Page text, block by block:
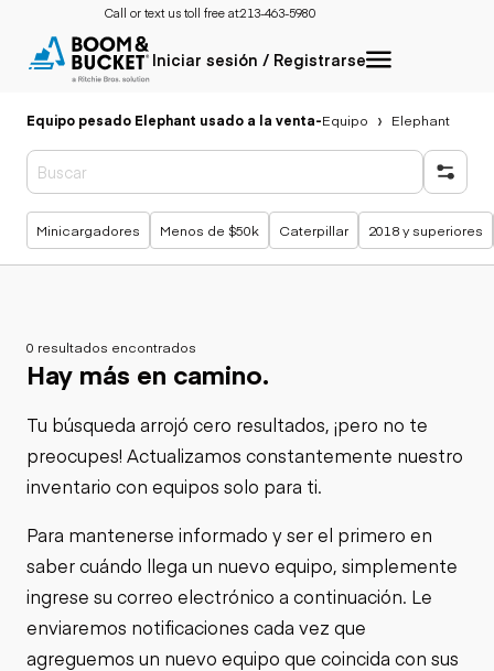
Call or text us toll free at:213-463-5980
Iniciar sesión / Registrarse
Equipo pesado Elephant usado a la venta-Equipo Elephant
Búsquedas populares
Minicargadores Menos de $50k Caterpillar 2018 y superiores
0 resultados encontrados
Hay más en camino.
Tu búsqueda arrojó cero resultados, ¡pero no te
preocupes! Actualizamos constantemente nuestro
inventario con equipos solo para ti.
Para mantenerse informado y ser el primero en
saber cuándo llega un nuevo equipo, simplemente
ingrese su correo electrónico a continuación. Le
enviaremos notificaciones cada vez que
agreguemos un nuevo equipo que coincida con sus